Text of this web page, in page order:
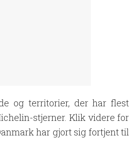
og territorier, der har flest
stjerner. Klik videre for
har gjort sig fortjent til